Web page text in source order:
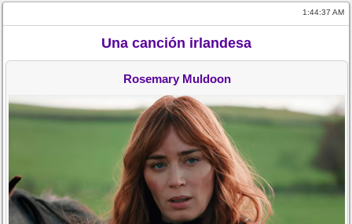
1:44:37 AM
Una canción irlandesa
Rosemary Muldoon